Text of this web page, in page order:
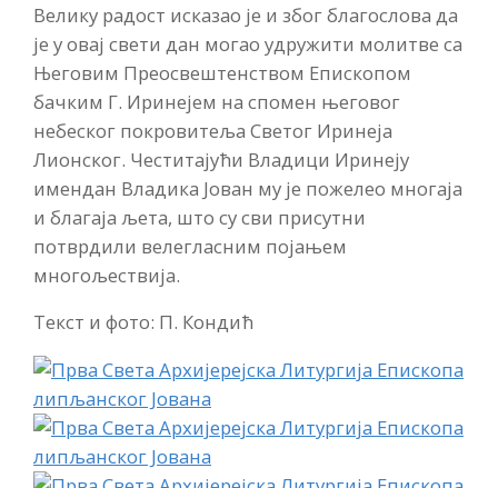
Велику радост исказао је и због благослова да
је у овај свети дан могао удружити молитве са
Његовим Преосвештенством Епископом
бачким Г. Иринејем на спомен његовог
небеског покровитеља Светог Иринеја
Лионског. Честитајући Владици Иринеју
имендан Владика Јован му је пожелео многаја
и благаја љета, што су сви присутни
потврдили велегласним појањем
многољествија.
Текст и фото: П. Кондић